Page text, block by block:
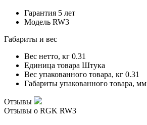
Гарантия 5 лет
Модель RW3
Габариты и вес
Вес нетто, кг 0.31
Единица товара Штука
Вес упакованного товара, кг 0.31
Габариты упакованного товара, мм
Отзывы
Отзывы о RGK RW3